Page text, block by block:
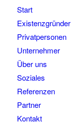
Start
Existenzgründer
Privatpersonen
Unternehmer
Über uns
Soziales
Referenzen
Partner
Kontakt